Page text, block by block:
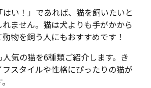
い！」であれば、猫を飼いたいと
ません。猫は犬よりも手がかから
物を飼う人にもおすすめです！
気の猫を6種類ご紹介します。き
スタイルや性格にぴったりの猫が